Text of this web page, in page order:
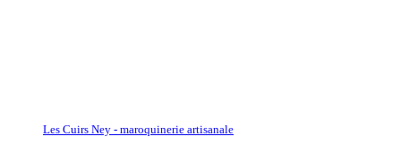
Les Cuirs Ney - maroquinerie artisanale